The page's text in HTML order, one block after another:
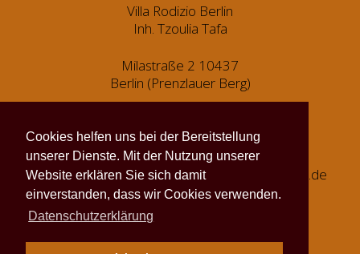
Cookies helfen uns bei der Bereitstellung
unserer Dienste. Mit der Nutzung unserer
Website erklären Sie sich damit
einverstanden, dass wir Cookies verwenden.
Datenschutzerklärung
Villa Rodizio Berlin
Inh. Tzoulia Tafa
Milastraße 2 10437
Berlin (Prenzlauer Berg)
Fax: 030 / 440 46 937
E-Mail Reservierung:reservierung@villa-rodizio.de
E-Mail Office:info@villa-rodizio.de
Impressum
Datenschutzerklärung